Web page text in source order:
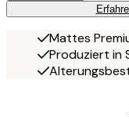
Mattes
Produziert in